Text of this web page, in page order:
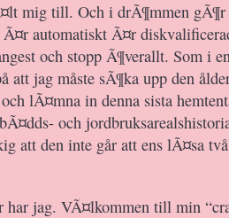
mig till. Och i drÃ¶mmen gÃ¶r
automatiskt Ã¤r
och stopp Ã¶verallt. Som i
att jag måste sÃ¶ka upp den
lÃ¤mna in denna sista
och
att den inte går att ens lÃ¤sa
har jag. VÃ¤lkommen till min